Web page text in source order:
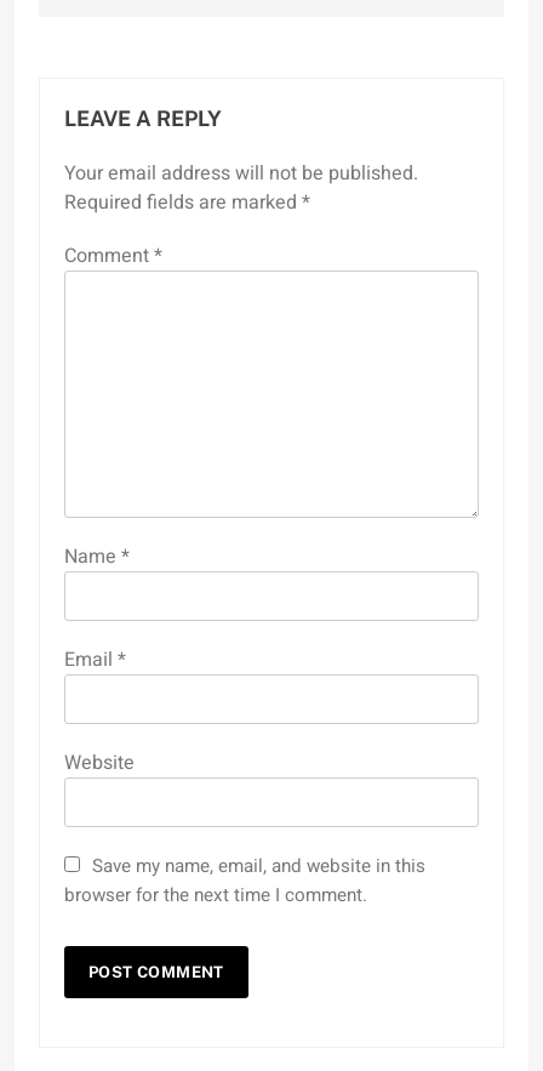
LEAVE A REPLY
Your email address will not be published.
Required fields are marked *
Comment*
Name *
Email *
Website
Save my name, email, and website in this
browser for the next time I comment.